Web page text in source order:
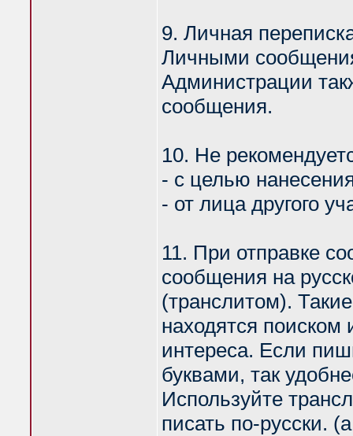
9. Личная
Личными
Администрации
сообщения.
10. Не
- с целью
- от лица другого
11. При отправке
сообщения на
(транслитом).
находятся поиском
интереса. Если
буквами, так
Используйте
писать по-русски.